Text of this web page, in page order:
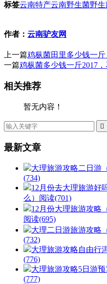
标签云南特产云南野生菌野
作者： 云南驴友网
上一篇鸡枞菌田里多少钱一
一篇鸡枞菌多少钱一斤2017
相关推荐
暂无内容！

最新文章
大理旅游攻略二日游
(734)
12月份去大理旅游好
么） 阅读(701)
12月份大理旅游攻略
阅读(695)
大理二日游旅游攻略
(732)
大理旅游攻略自由行
(776)
大理旅游攻略5日游预
(777)